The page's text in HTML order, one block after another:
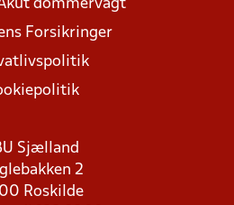
dommervagt
Forsikringer
Sjælland
2
Roskilde